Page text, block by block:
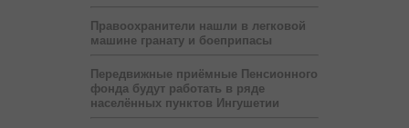
Правоохранители нашли в легковой
машине гранату и боеприпасы
Передвижные приёмные Пенсионного
фонда будут работать в ряде
населённых пунктов Ингушетии